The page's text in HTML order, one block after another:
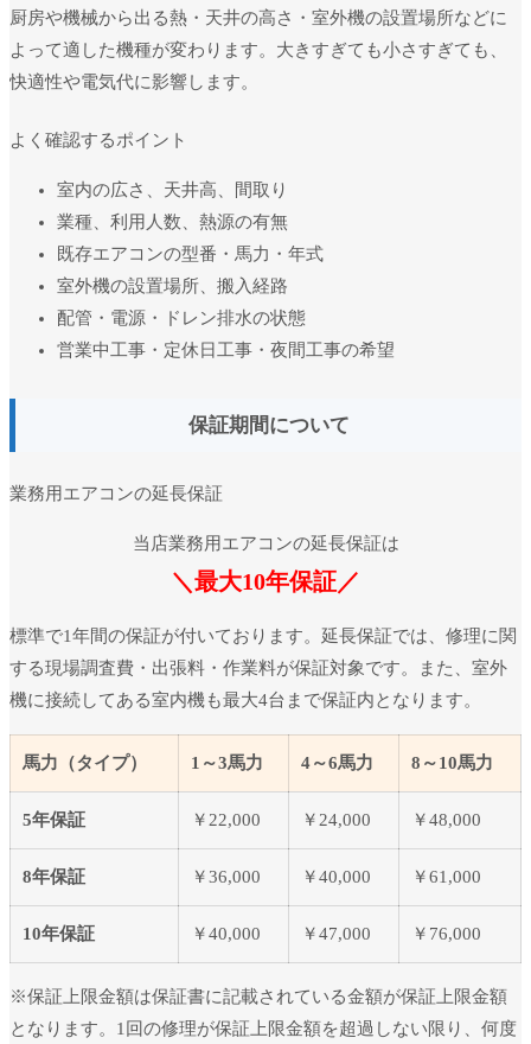
厨房や機械から出る熱・天井の高さ・室外機の設置場所などに
よって適した機種が変わります。大きすぎても小さすぎても、
快適性や電気代に影響します。
よく確認するポイント
室内の広さ、天井高、間取り
業種、利用人数、熱源の有無
既存エアコンの型番・馬力・年式
室外機の設置場所、搬入経路
配管・電源・ドレン排水の状態
営業中工事・定休日工事・夜間工事の希望
保証期間について
業務用エアコンの延長保証
当店業務用エアコンの延長保証は
＼最大10年保証／
標準で1年間の保証が付いております。延長保証では、修理に関
する現場調査費・出張料・作業料が保証対象です。また、室外
機に接続してある室内機も最大4台まで保証内となります。
馬力（タイプ） 1～3馬力 4～6馬力 8～10馬力
5年保証 ￥22,000 ￥24,000 ￥48,000
8年保証 ￥36,000 ￥40,000 ￥61,000
10年保証 ￥40,000 ￥47,000 ￥76,000
※保証上限金額は保証書に記載されている金額が保証上限金額
となります。1回の修理が保証上限金額を超過しない限り、何度